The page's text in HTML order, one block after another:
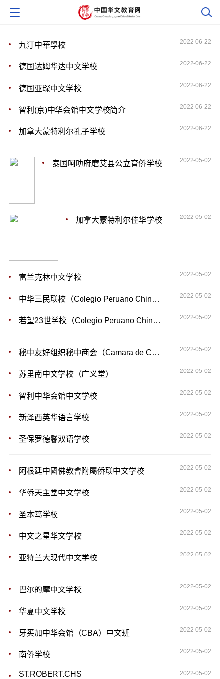
九汀中華學校 2022-06-22
德国达姆华达中文学校 2022-06-22
德国亚琛中文学校 2022-06-22
智利(京)中华会馆中文学校简介 2022-06-22
加拿大蒙特利尔孔子学校 2022-06-22
泰国呵叻府磨艾县公立育侨学校 2022-05-02
加拿大蒙特利尔佳华学校 2022-05-02
富兰克林中文学校 2022-05-02
中华三民联校（Colegio Peruano Chino Diez de Octubre） 2022-05-02
若望23世学校（Colegio Peruano Chino Juan XXIII） 2022-05-02
秘中友好组织秘中商会（Camara de Comercio Peruano China） 2022-05-02
苏里南中文学校（广义堂） 2022-05-02
智利中华会馆中文学校 2022-05-02
新泽西英华语言学校 2022-05-02
圣保罗德馨双语学校 2022-05-02
阿根廷中國佛教會附屬侨联中文学校 2022-05-02
华侨天主堂中文学校 2022-05-02
圣本笃学校 2022-05-02
中文之星华文学校 2022-05-02
亚特兰大现代中文学校 2022-05-02
巴尔的摩中文学校 2022-05-02
华夏中文学校 2022-05-02
牙买加中华会馆（CBA）中文班 2022-05-02
南侨学校 2022-05-02
ST.ROBERT.CHS 2022-05-02